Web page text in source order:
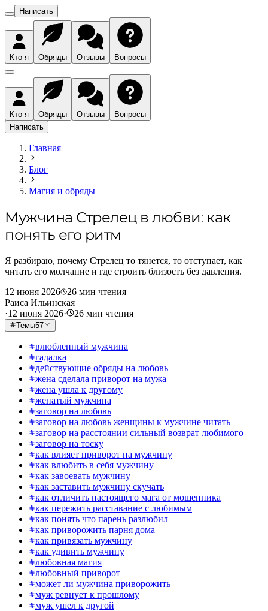
Написать
Кто я Обряды Отзывы Вопросы
Кто я Обряды Отзывы
Вопросы
Написать
Главная
Блог
Магия и обряды
Мужчина Стрелец в любви: как
понять его ритм
Я разбираю, почему Стрелец то тянется, то отступает, как
читать его молчание и где строить близость без давления.
12 июня 2026
26 мин чтения
Раиса Ильинская
·12 июня 2026· 26 мин чтения
Темы57
влюбленный мужчина
гадалка
действующие обряды на любовь
жена сделала приворот на мужа
жена ушла к другому
женатый мужчина
заговор на любовь
заговор на любовь женщины к мужчине читать
заговор на расстоянии сильный возврат любимого
заговор на тоску
как влияет приворот на мужчину
как влюбить в себя мужчину
как завоевать мужчину
как заставить мужчину скучать
как отличить настоящего мага от мошенника
как пережить расставание с любимым
как понять что парень разлюбил
как приворожить парня дома
как привязать мужчину
как удивить мужчину
любовная магия
любовный приворот
может ли мужчина приворожить
муж ревнует к прошлому
муж ушел к другой